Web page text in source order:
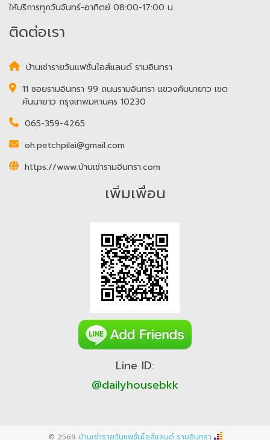
ให้บริการทุกวันจันทร์-อาทิตย์ 08:00-17:00 น.
ติดต่อเรา
บ้านเช่ารายวันแฟชั่นไอส์แลนด์ รามอินทรา
11 ซอยรามอินทรา 99 ถนนรามอินทรา แขวงคันนายาว เขต
คันนายาว กรุงเทพมหานคร 10230
065-359-4265
oh.petchpilai@gmail.com
https://www.บ้านเช่ารามอินทรา.com
เพิ่มเพื่อน
Line ID:
@dailyhousebkk
© 2569 บ้านเช่ารายวันแฟชั่นไอส์แลนด์ รามอินทรา